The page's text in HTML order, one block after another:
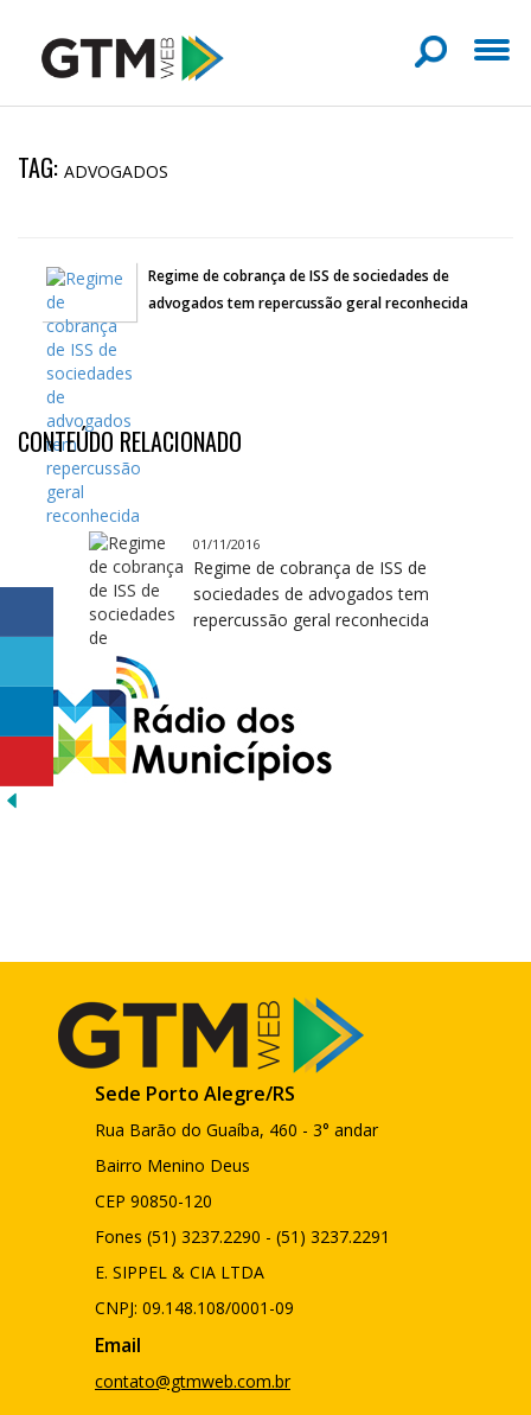
TAG: ADVOGADOS
Regime de cobrança de ISS de sociedades de
advogados tem repercussão geral reconhecida
CONTEÚDO RELACIONADO
01/11/2016
Regime de cobrança de ISS de
sociedades de advogados tem
repercussão geral reconhecida
Sede Porto Alegre/RS
Rua Barão do Guaíba, 460 - 3° andar
Bairro Menino Deus
CEP 90850-120
Fones (51) 3237.2290 - (51) 3237.2291
E. SIPPEL & CIA LTDA
CNPJ: 09.148.108/0001-09
Email
contato@gtmweb.com.br